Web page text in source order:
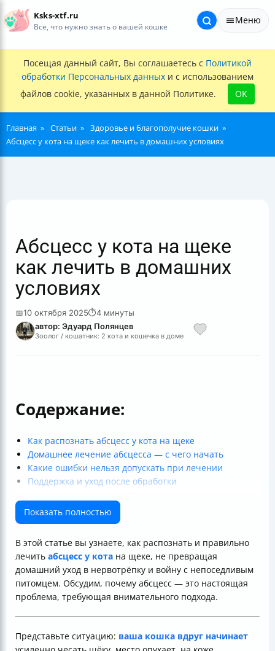
Ksks-xtf.ru
Все, что нужно знать о вашей кошке
Меню
Посещая данный сайт, Вы соглашаетесь с Политикой
обработки Персональных данных и с использованием
файлов cookie, указанных в данной Политике.
OK
Главная Статьи
Здоровье и благополучие кошки
Абсцесс у кота на щеке как лечить в домашних условиях
Абсцесс у кота на щеке
как лечить в домашних
условиях
📅10 октября 2025⏱4 минуты
автор: Эдуард Полянцев
Зоолог / кошатник: 2 кота и кошечка в доме
Содержание:
Как распознать абсцесс у кота на щеке
Домашнее лечение абсцесса — с чего начать
Какие ошибки нельзя допускать при лечении
Поддержка и уход после обработки
Полезные ссылки
Показать полностью
В этой статье вы узнаете, как распознать и правильно
лечить абсцесс у кота на щеке, не превращая
домашний уход в нервотрёпку и войну с непоседливым
питомцем. Обсудим, почему абсцесс — это настоящая
проблема, требующая внимательного подхода.
Представьте ситуацию: ваша кошка вдруг начинает